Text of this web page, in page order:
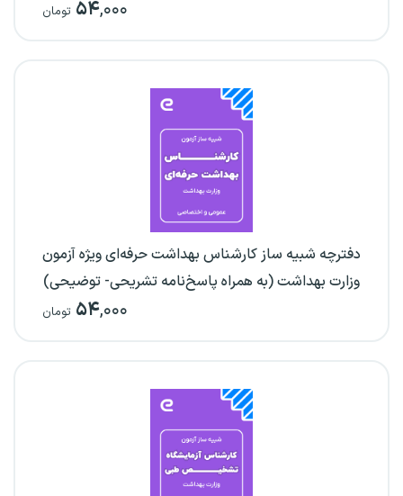
۵۴,۰۰۰ تومان
دفترچه شبیه ساز کارشناس بهداشت حرفه‌ای ویژه آزمون
وزارت بهداشت (به همراه پاسخ‌نامه تشریحی- توضیحی)
۵۴,۰۰۰ تومان